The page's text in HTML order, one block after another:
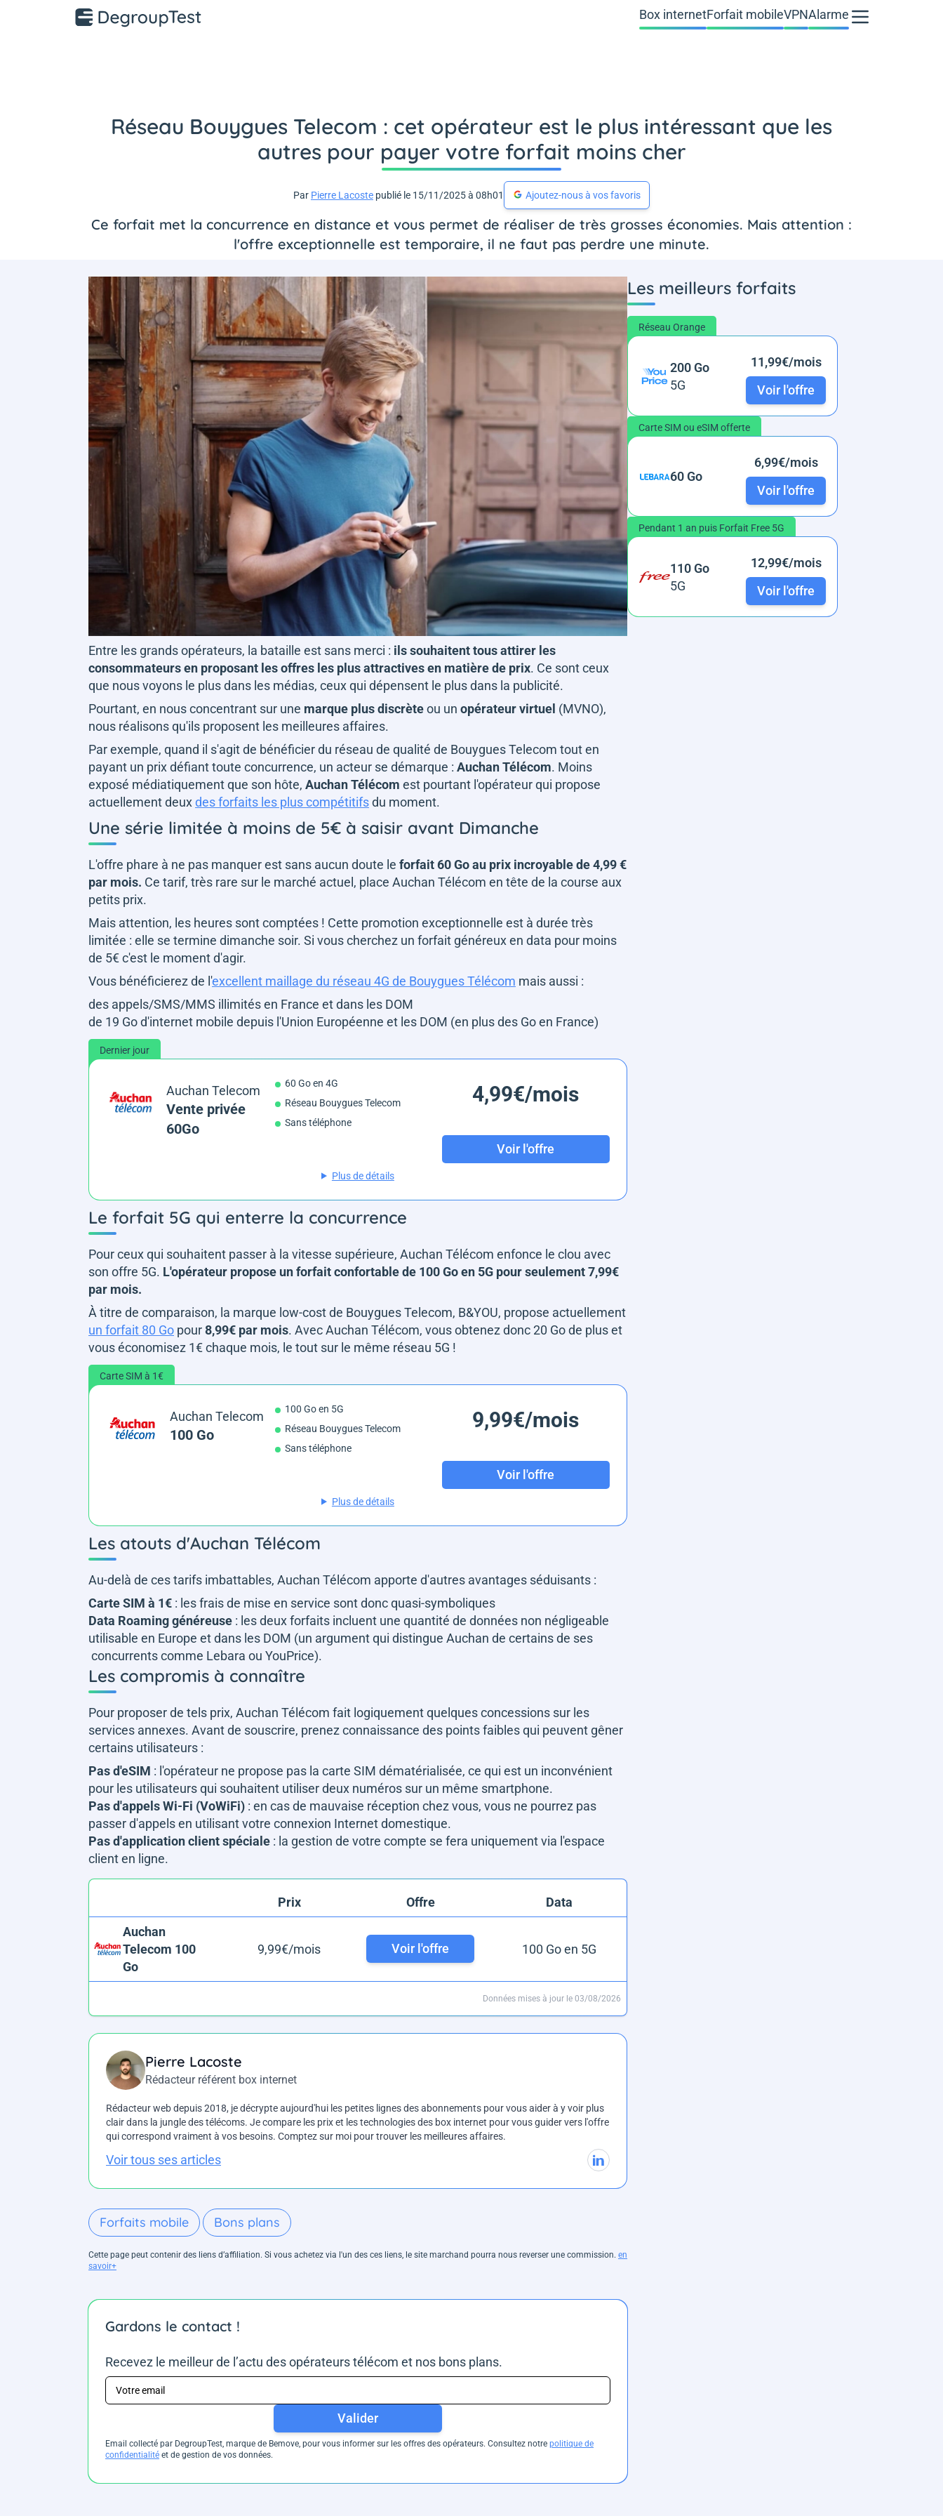
Box internetForfait mobileVPNAlarme
Réseau Bouygues Telecom : cet opérateur est le plus intéressant que les
autres pour payer votre forfait moins cher
Par Pierre Lacoste publié le 15/11/2025 à 08h01 Ajoutez-nous à vos favoris
Ce forfait met la concurrence en distance et vous permet de réaliser de très grosses économies. Mais attention :
l'offre exceptionnelle est temporaire, il ne faut pas perdre une minute.
Entre les grands opérateurs, la bataille est sans merci : ils souhaitent tous attirer les
consommateurs en proposant les offres les plus attractives en matière de prix. Ce sont ceux
que nous voyons le plus dans les médias, ceux qui dépensent le plus dans la publicité.
Pourtant, en nous concentrant sur une marque plusdiscrèteou un opérateurvirtuel (MVNO),
nous réalisons qu'ils proposent les meilleures affaires.
Par exemple, quand il s'agit de bénéficier du réseau de qualité de Bouygues Telecom tout en
payant un prix défiant toute concurrence, un acteur se démarque : Auchan Télécom. Moins
exposé médiatiquement que son hôte, Auchan Télécom est pourtant l'opérateur qui propose
actuellement deuxdes forfaits les plus compétitifsdu moment.
Une série limitée à moins de 5€ à saisir avant Dimanche
L'offre phare à ne pas manquer est sans aucun doute le forfait 60 Go au prix incroyable de 4,99 €
par mois. Ce tarif, très rare sur le marché actuel, place Auchan Télécom en tête de la course aux
petits prix.
Mais attention, les heures sont comptées ! Cette promotion exceptionnelle est à durée très
limitée : elle se termine dimanche soir. Si vous cherchez un forfait généreux en data pour moins
de 5€ c'est le moment d'agir.
Vous bénéficierez de l'excellent maillage du réseau 4G de Bouygues Télécom mais aussi :
des appels/SMS/MMS illimités en France et dans les DOM
de 19 Go d'internet mobile depuis l'Union Européenne et les DOM (en plus des Go en France)
Dernier jour
Auchan Telecom
Vente privée
60Go
60 Go en 4G
Réseau Bouygues Telecom
Sans téléphone
4,99€/mois
Voir l'offre
Plus de détails
Le forfait 5G qui enterre la concurrence
Pour ceux qui souhaitent passer à la vitesse supérieure, Auchan Télécom enfonce le clou avec
son offre 5G. L'opérateur propose un forfait confortable de 100 Go en 5G pour seulement 7,99€
par mois.
À titre de comparaison, la marque low-cost de Bouygues Telecom, B&YOU, propose actuellement
un forfait 80 Go pour8,99€ par mois. Avec Auchan Télécom, vous obtenez donc 20 Go de plus et
vous économisez 1€ chaque mois, le tout sur le même réseau 5G !
Carte SIM à 1€
Auchan Telecom
100 Go
100 Go en 5G
Réseau Bouygues Telecom
Sans téléphone
9,99€/mois
Voir l'offre
Plus de détails
Les atouts d'Auchan Télécom
Au-delà de ces tarifs imbattables, Auchan Télécom apporte d'autres avantages séduisants :
Carte SIM à 1€ : les frais de mise en service sont donc quasi-symboliques
Data Roaming généreuse : les deux forfaits incluent une quantité de données non négligeable
utilisable en Europe et dans les DOM (un argument qui distingue Auchan de certains de ses
concurrents comme Lebara ou YouPrice).
Les compromis à connaître
Pour proposer de tels prix, Auchan Télécom fait logiquement quelques concessions sur les
services annexes. Avant de souscrire, prenez connaissance des points faibles qui peuvent gêner
certains utilisateurs :
Pas d'eSIM : l'opérateur ne propose pas la carte SIM dématérialisée, ce qui est un inconvénient
pour les utilisateurs qui souhaitent utiliser deux numéros sur un même smartphone.
Pas d'appels Wi-Fi (VoWiFi) : en cas de mauvaise réception chez vous, vous ne pourrez pas
passer d'appels en utilisant votre connexion Internet domestique.
Pas d'application client spéciale : la gestion de votre compte se fera uniquement via l'espace
client en ligne.
Prix Offre
Data
Auchan
Telecom 100
Go
9,99€/mois Voir l'offre 100 Go en 5G
Données mises à jour le 03/08/2026
Pierre Lacoste
Rédacteur référent box internet
Rédacteur web depuis 2018, je décrypte aujourd'hui les petites lignes des abonnements pour vous aider à y voir plus
clair dans la jungle des télécoms. Je compare les prix et les technologies des box internet pour vous guider vers l'offre
qui correspond vraiment à vos besoins. Comptez sur moi pour trouver les meilleures affaires.
Voir tous ses articles
Forfaits mobile Bons plans
Cette page peut contenir des liens d’affiliation. Si vous achetez via l'un des ces liens, le site marchand pourra nous reverser une commission. en
savoir+
Gardons le contact !
Recevez le meilleur de l’actu des opérateurs télécom et nos bons plans.
Valider
Email collecté par DegroupTest, marque de Bemove, pour vous informer sur les offres des opérateurs. Consultez notre politique de
confidentialité et de gestion de vos données.
Les meilleurs forfaits
Réseau Orange
200 Go
5G
11,99€/mois
Voir l'offre
Carte SIM ou eSIM offerte
60 Go
6,99€/mois
Voir l'offre
Pendant 1 an puis Forfait Free 5G
110 Go
5G
12,99€/mois
Voir l'offre